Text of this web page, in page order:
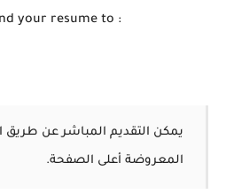
your resume to :
يمكن التقديم المباشر عن
المعروضة أعلى الصفحة.